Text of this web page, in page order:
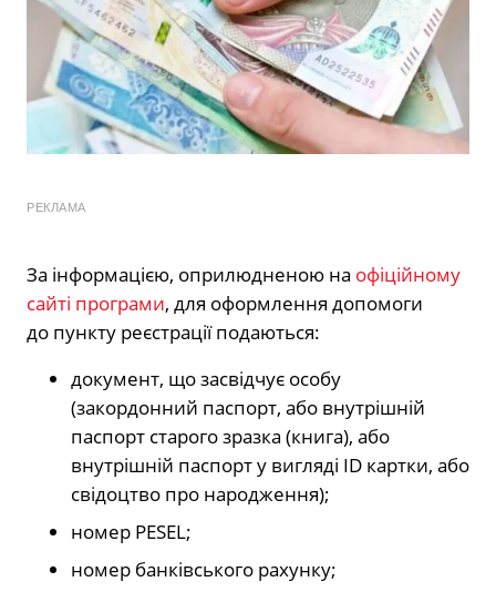
РЕКЛАМА
За інформацією, оприлюдненою на офіційному
сайті програми, для оформлення допомоги
до пункту реєстрації подаються:
документ, що засвідчує особу
(закордонний паспорт, або внутрішній
паспорт старого зразка (книга), або
внутрішній паспорт у вигляді ID картки, або
свідоцтво про народження);
номер PESEL;
номер банківського рахунку;